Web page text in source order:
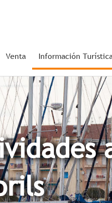
Venta Información